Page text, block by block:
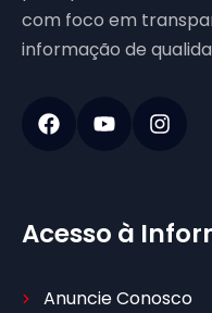
com foco em
informação de
Acesso à
Anuncie Conosco